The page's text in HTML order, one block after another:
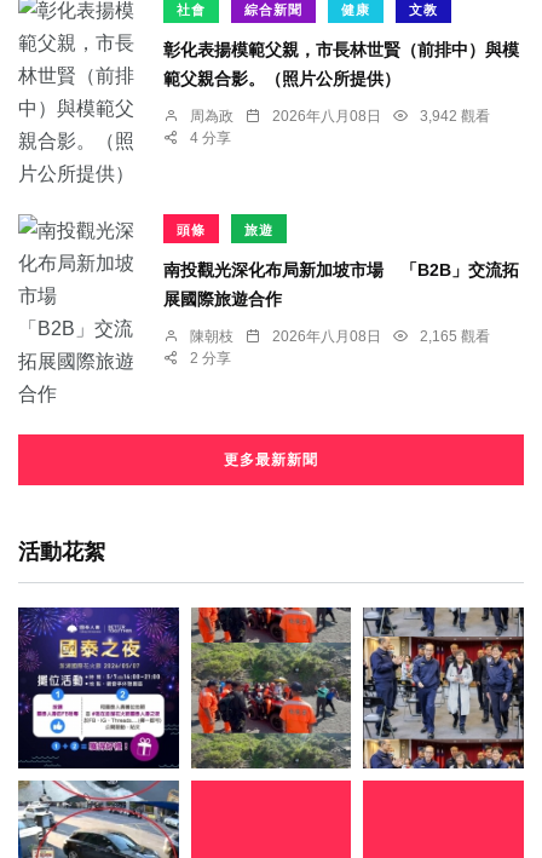
社會 綜合新聞 健康 文教
彰化表揚模範父親，市長林世賢（前排中）與模
範父親合影。（照片公所提供）
周為政 2026年八月08日
3,942 觀看
4 分享
頭條 旅遊
南投觀光深化布局新加坡市場 「B2B」交流拓
展國際旅遊合作
陳朝枝 2026年八月08日
2,165 觀看
2 分享
更多最新新聞
活動花絮